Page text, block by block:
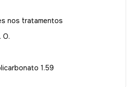
nos tratamentos
O.
1.59